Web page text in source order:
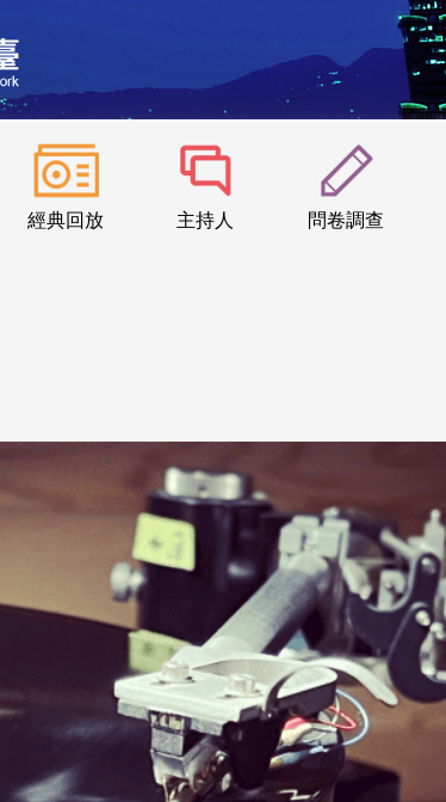
經典回放 主持人 問卷調查